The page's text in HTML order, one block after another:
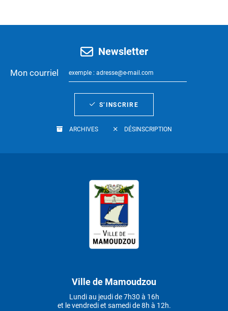
Newsletter
Mon courriel
S’INSCRIRE
ARCHIVES DÉSINSCRIPTION
Ville de Mamoudzou
Lundi au jeudi de 7h30 à 16h
et le vendredi et samedi de 8h à 12h.